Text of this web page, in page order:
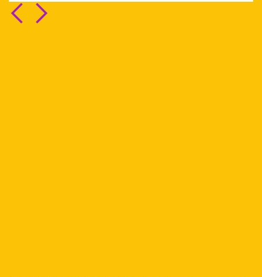
Mehr Google Bewertungen